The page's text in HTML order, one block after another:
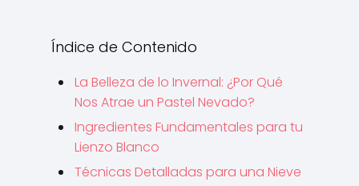
Índice de Contenido
La Belleza de lo Invernal: ¿Por Qué
Nos Atrae un Pastel Nevado?
Ingredientes Fundamentales para tu
Lienzo Blanco
Técnicas Detalladas para una Nieve